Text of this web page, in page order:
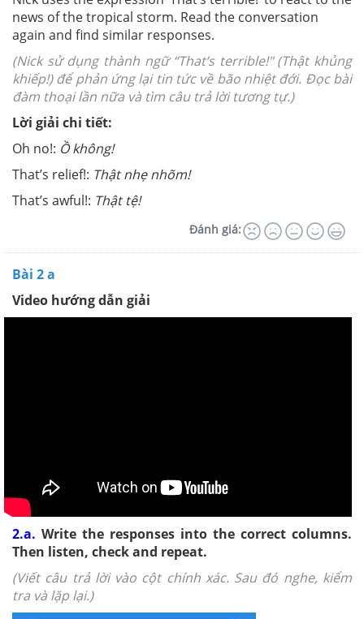
news of the tropical storm. Read the conversation
again and find similar responses.
(Nick sử dụng thành ngữ “That’s terrible!" (Thật khủng
khiếp!) để phản ứng lại tin tức về bão nhiệt đới. Đọc bài
đàm thoại lần nữa và tìm câu trả lời tương tự.)
Lời giải chi tiết:
Oh no!: Ồ không!
That’s relief!: Thật nhẹ nhõm!
That’s awful!: Thật tệ!
Đánh giá:
Bài 2 a
Video hướng dẫn giải
2.a. Write the responses into the correct columns.
Then listen, check and repeat.
(Viết câu trả lời vào cột chính xác. Sau đó nghe, kiểm
tra và lặp lại.)